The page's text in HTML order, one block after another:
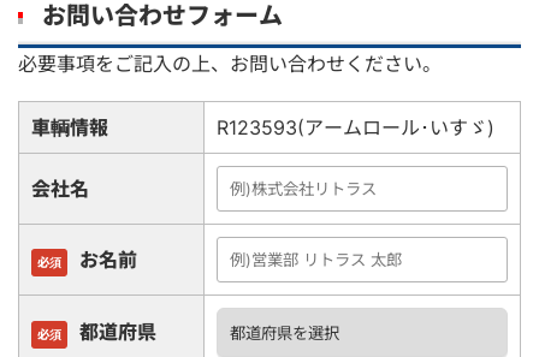
お問い合わせフォーム
必要事項をご記入の上、お問い合わせください。
車輌情報 R123593(アームロール･いすゞ)
会社名
必須 お名前
必須 都道府県